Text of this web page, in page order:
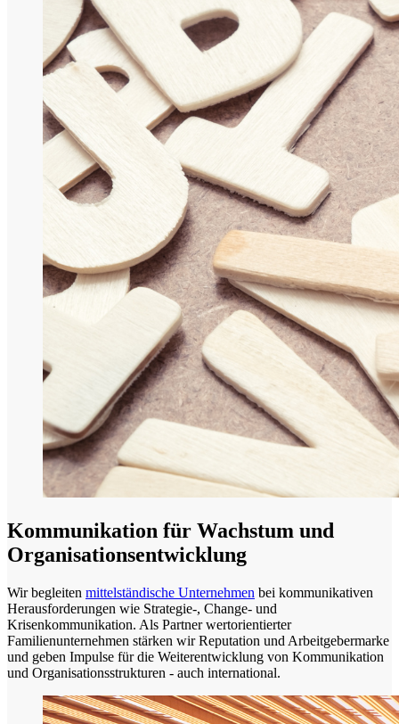
Kommunikation für Wachstum und
Organisationsentwicklung
Wir begleiten mittelständische Unternehmen bei kommunikativen
Herausforderungen wie Strategie-, Change- und
Krisenkommunikation. Als Partner wertorientierter
Familienunternehmen stärken wir Reputation und Arbeitgebermarke
und geben Impulse für die Weiterentwicklung von Kommunikation
und Organisationsstrukturen - auch international.